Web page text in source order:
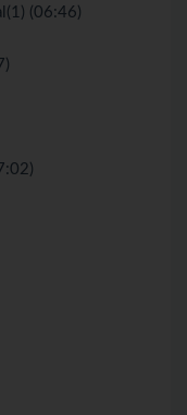
(06:46)